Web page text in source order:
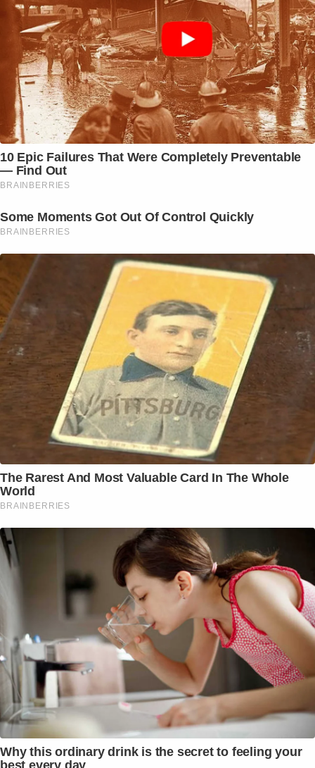
10 Epic Failures That Were Completely Preventable
— Find Out
BRAINBERRIES
Some Moments Got Out Of Control Quickly
BRAINBERRIES
The Rarest And Most Valuable Card In The Whole
World
BRAINBERRIES
Why this ordinary drink is the secret to feeling your
best every day